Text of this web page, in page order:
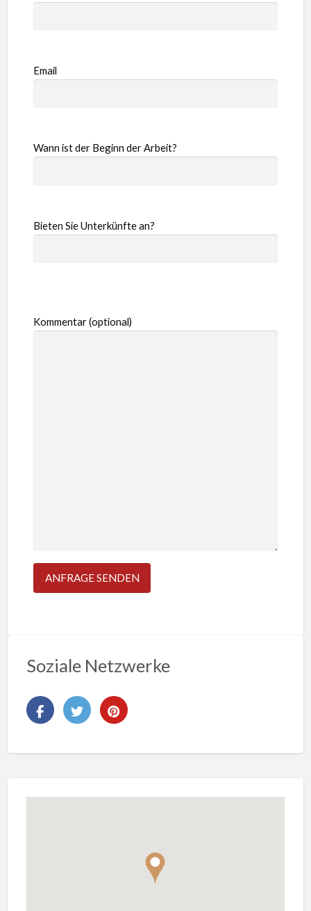
Email
Wann ist der Beginn der Arbeit?
Bieten Sie Unterkünfte an?
Kommentar (optional)
Soziale Netzwerke